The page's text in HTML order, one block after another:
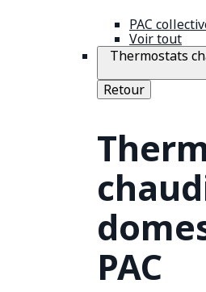
PAC
Voir tout
Thermostats
Retour
PAC